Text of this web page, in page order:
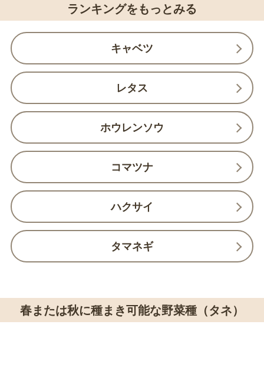
ランキングをもっとみる
キャベツ
レタス
ホウレンソウ
コマツナ
ハクサイ
タマネギ
春または秋に種まき可能な野菜種（タネ）